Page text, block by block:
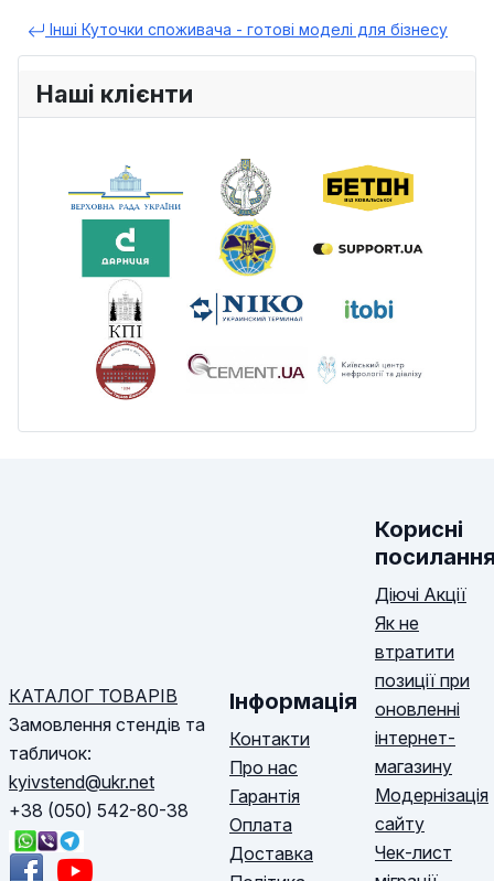
Інші Куточки споживача - готові моделі для бізнесу
Наші клієнти
КАТАЛОГ ТОВАРІВ
Замовлення стендів та
табличок:
kyivstend@ukr.net
+38 (050) 542-80-38
Інформація
Контакти
Про нас
Гарантія
Оплата
Доставка
Корисні
Діючі Акції
Як не
втратити
позиції при
оновленні
інтернет-
магазину
Модернізація
сайту
Чек-лист